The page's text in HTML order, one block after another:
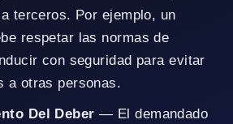
terceros. Por ejemplo, un
respetar las normas de
con seguridad para evitar
a otras personas.
Del Deber — El demandado